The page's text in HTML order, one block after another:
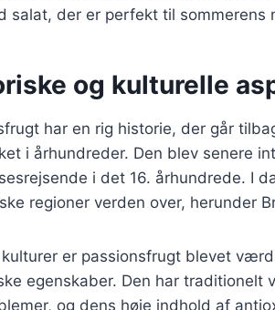
salat, der er perfekt til sommerens
og kulturelle
har en rig historie, der går
i århundreder. Den blev senere
i det 16. århundrede. I
regioner verden over, herunder
kulturer er passionsfrugt blevet
egenskaber. Den har
og dens høje indhold af